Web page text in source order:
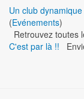
Un club
(Evénements)
Retrouvez toutes
C'est par là !!